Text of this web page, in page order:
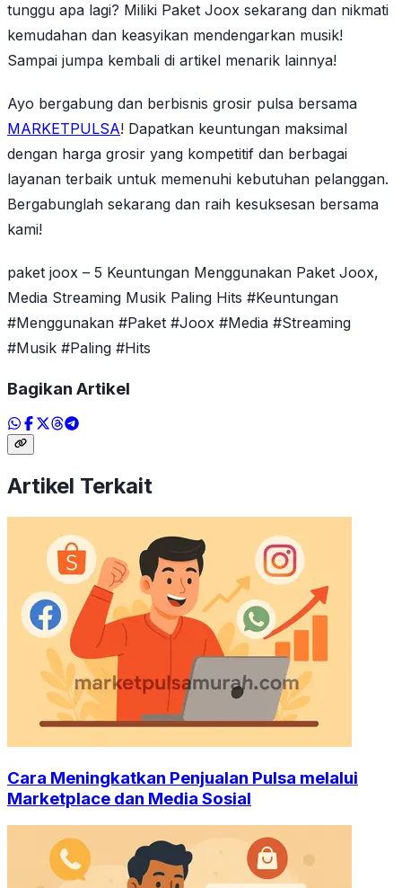
tunggu apa lagi? Miliki Paket Joox sekarang dan nikmati
kemudahan dan keasyikan mendengarkan musik!
Sampai jumpa kembali di artikel menarik lainnya!
Ayo bergabung dan berbisnis grosir pulsa bersama
MARKETPULSA! Dapatkan keuntungan maksimal
dengan harga grosir yang kompetitif dan berbagai
layanan terbaik untuk memenuhi kebutuhan pelanggan.
Bergabunglah sekarang dan raih kesuksesan bersama
kami!
paket joox – 5 Keuntungan Menggunakan Paket Joox,
Media Streaming Musik Paling Hits #Keuntungan
#Menggunakan #Paket #Joox #Media #Streaming
#Musik #Paling #Hits
Bagikan Artikel
Artikel Terkait
Cara Meningkatkan Penjualan Pulsa melalui
Marketplace dan Media Sosial